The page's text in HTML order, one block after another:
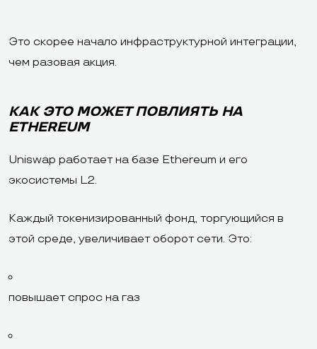
Это скорее начало инфраструктурной интеграции,
чем разовая акция.
КАК ЭТО МОЖЕТ ПОВЛИЯТЬ НА
ETHEREUM
Uniswap работает на базе Ethereum и его
экосистемы L2.
Каждый токенизированный фонд, торгующийся в
этой среде, увеличивает оборот сети. Это:
повышает спрос на газ